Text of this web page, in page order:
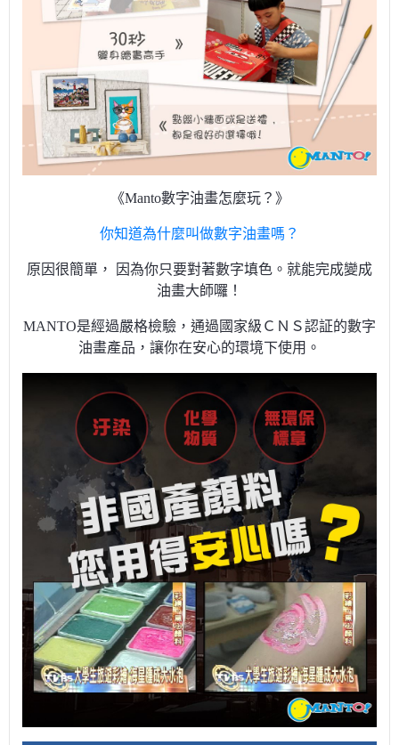
《Manto數字油畫怎麼玩？》
你知道為什麼叫做數字油畫嗎？
原因很簡單， 因為你只要對著數字填色。就能完成變成
油畫大師囉！
MANTO是經過嚴格檢驗，通過國家級ＣＮＳ認証的數字
油畫產品，讓你在安心的環境下使用。